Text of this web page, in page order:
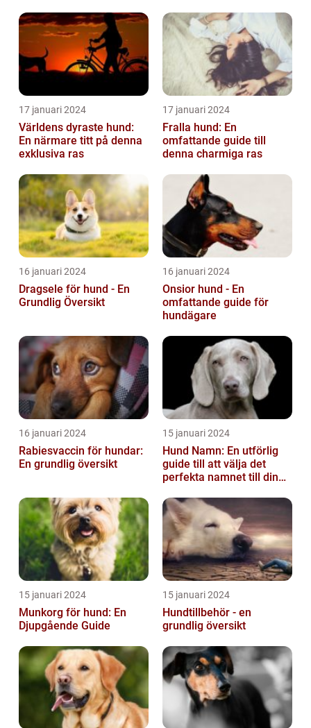
hun...
17 januari 2024
Världens dyraste hund:
En närmare titt på denna
exklusiva ras
17 januari 2024
Fralla hund: En
omfattande guide till
denna charmiga ras
16 januari 2024
Dragsele för hund - En
Grundlig Översikt
16 januari 2024
Onsior hund - En
omfattande guide för
hundägare
16 januari 2024
Rabiesvaccin för hundar:
En grundlig översikt
15 januari 2024
Hund Namn: En utförlig
guide till att välja det
perfekta namnet till din
15 januari 2024
Munkorg för hund: En
Djupgående Guide
15 januari 2024
Hundtillbehör - en
grundlig översikt